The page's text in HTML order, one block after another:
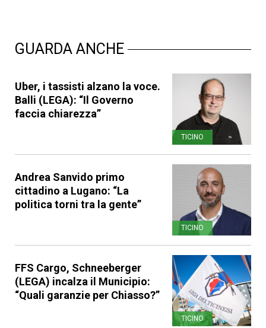
GUARDA ANCHE
Uber, i tassisti alzano la voce.
Balli (LEGA): “Il Governo
faccia chiarezza”
TICINO
Andrea Sanvido primo
cittadino a Lugano: “La
politica torni tra la gente”
TICINO
FFS Cargo, Schneeberger
(LEGA) incalza il Municipio:
“Quali garanzie per Chiasso?”
TICINO